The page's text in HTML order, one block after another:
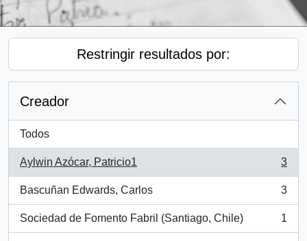
Restringir resultados por:
Creador
Todos
Aylwin Azócar, Patricio1
, 3 resultados
3
Bascuñan Edwards, Carlos
, 3 resultados
3
Sociedad de Fomento Fabril (Santiago, Chile)
, 1 resultados
1